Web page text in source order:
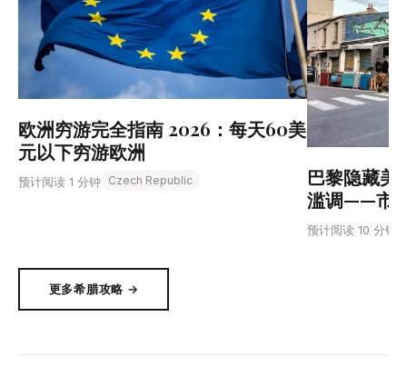
欧洲穷游完全指南 2026：每天60美
元以下穷游欧洲
预计阅读 1 分钟 Czech Republic
巴黎隐藏美
滥调——市
预计阅读 10 分钟
更多希腊攻略 →